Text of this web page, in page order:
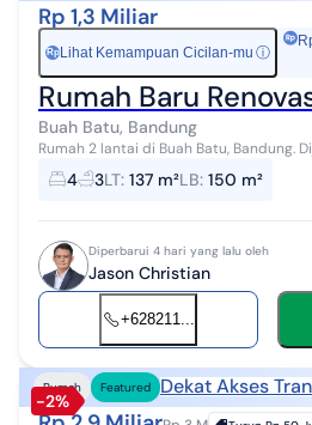
Rp 1,3 Miliar
RpLihat Kemampuan Cicilan-mu ⓘ
Rumah Baru
Buah Batu, Bandung
Rumah 2 lantai di Buah Batu, Bandung. Dijual rumah di wilayah yang
tenang. Properti 2 lantai ini berada di
dijangkau. Spesi...
4 3LT: 137 m²LB: 150 m²
Diperbarui 4 hari yang lalu oleh
Jason Christian
+628211...
-2%
Rumah Featured Dekat Akses